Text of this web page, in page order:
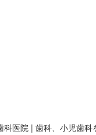
医院 | 歯科、小児歯科